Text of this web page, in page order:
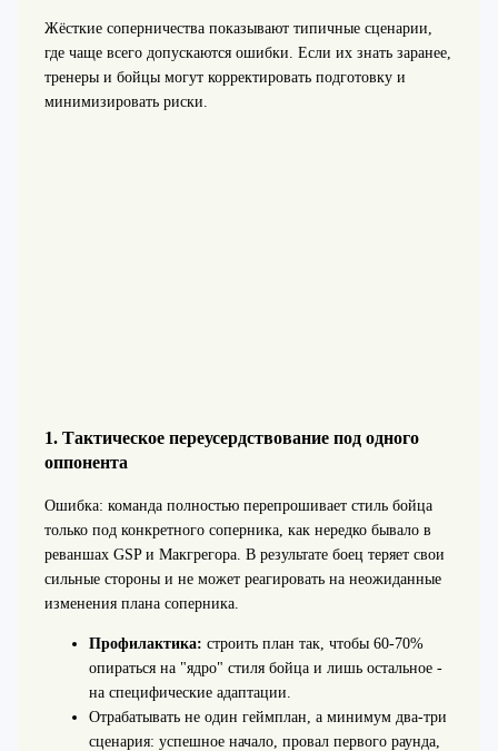
Жёсткие соперничества показывают типичные сценарии,
где чаще всего допускаются ошибки. Если их знать заранее,
тренеры и бойцы могут корректировать подготовку и
минимизировать риски.
1. Тактическое переусердствование под одного
оппонента
Ошибка: команда полностью перепрошивает стиль бойца
только под конкретного соперника, как нередко бывало в
реваншах GSP и Макгрегора. В результате боец теряет свои
сильные стороны и не может реагировать на неожиданные
изменения плана соперника.
Профилактика: строить план так, чтобы 60-70%
опираться на "ядро" стиля бойца и лишь остальное -
на специфические адаптации.
Отрабатывать не один геймплан, а минимум два-три
сценария: успешное начало, провал первого раунда,